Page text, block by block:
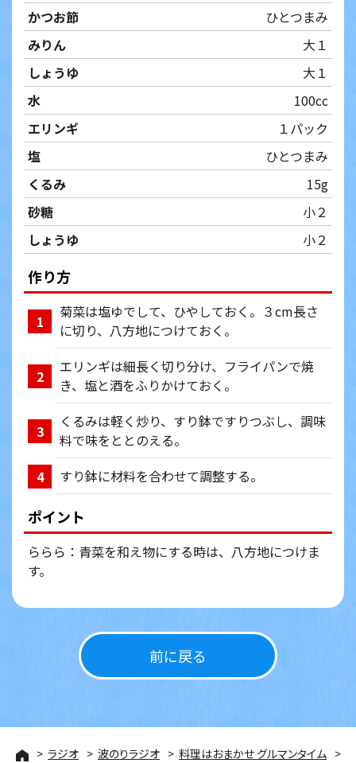
かつお節
ひとつまみ
みりん
大１
しょうゆ
大１
水
100cc
エリンギ
１パック
塩
ひとつまみ
くるみ
15g
砂糖
小２
しょうゆ
小２
作り方
1
菊菜は塩ゆでして、ひやしておく。３cm長さ
に切り、八方地につけておく。
2
エリンギは細長く切り分け、フライパンで焼
き、塩と酒をふりかけておく。
3
くるみは軽く炒り、すり鉢ですりつぶし、調味
料で味をととのえる。
4
すり鉢に材料を合わせて調整する。
ポイント
ららら：青菜を和え物にする時は、八方地につけま
す。
前に戻る
ラジオ 波のりラジオ
料理はおまかせ グルマンタイム